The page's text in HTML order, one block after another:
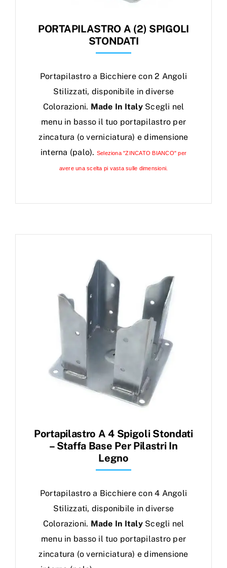
PORTAPILASTRO A (2) SPIGOLI
STONDATI
Portapilastro a Bicchiere con 2 Angoli
Stilizzati, disponibile in diverse
Colorazioni. Made In ItalyScegli nel
menu in basso il tuo portapilastro per
zincatura (o verniciatura) e dimensione
interna (palo). Seleziona "ZINCATO BIANCO" per
avere una scelta pi vasta sulle dimensioni.
Portapilastro A 4 Spigoli Stondati
– Staffa Base Per Pilastri In
Legno
Portapilastro a Bicchiere con 4 Angoli
Stilizzati, disponibile in diverse
Colorazioni. Made In ItalyScegli nel
menu in basso il tuo portapilastro per
zincatura (o verniciatura) e dimensione